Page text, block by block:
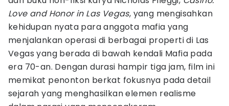
Love and Honor in Las Vegas, yang mengisahkan
kehidupan nyata para anggota mafia yang
menjalankan operasi di berbagai properti di Las
Vegas yang berada di bawah kendali Mafia pada
era 70-an. Dengan durasi hampir tiga jam, film ini
memikat penonton berkat fokusnya pada detail
sejarah yang menghasilkan elemen realisme